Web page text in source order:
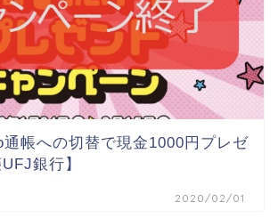
通帳への切替で現金1000円プレゼ
銀行】
2020/02/01